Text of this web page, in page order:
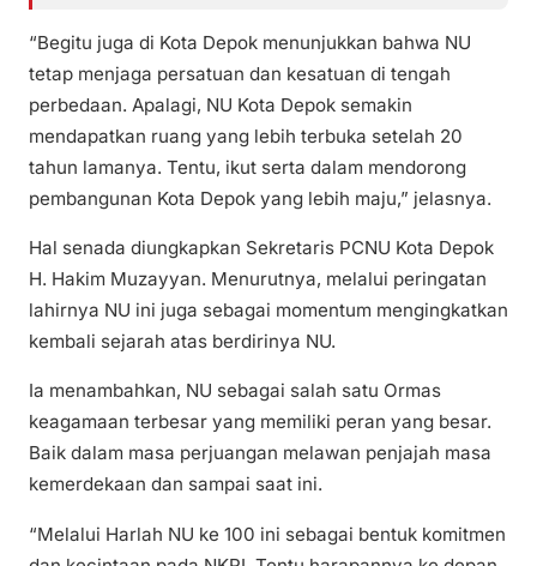
“Begitu juga di Kota Depok menunjukkan bahwa NU
tetap menjaga persatuan dan kesatuan di tengah
perbedaan. Apalagi, NU Kota Depok semakin
mendapatkan ruang yang lebih terbuka setelah 20
tahun lamanya. Tentu, ikut serta dalam mendorong
pembangunan Kota Depok yang lebih maju,” jelasnya.
Hal senada diungkapkan Sekretaris PCNU Kota Depok
H. Hakim Muzayyan. Menurutnya, melalui peringatan
lahirnya NU ini juga sebagai momentum mengingkatkan
kembali sejarah atas berdirinya NU.
Ia menambahkan, NU sebagai salah satu Ormas
keagamaan terbesar yang memiliki peran yang besar.
Baik dalam masa perjuangan melawan penjajah masa
kemerdekaan dan sampai saat ini.
“Melalui Harlah NU ke 100 ini sebagai bentuk komitmen